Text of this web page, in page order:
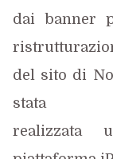
dai banner
del sito di
stata
realizzata